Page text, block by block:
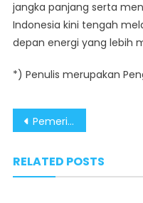
jangka panjang serta
Indonesia kini tengah
depan energi yang lebih
*) Penulis merupakan
Post
Pemerintah Genjot Hilirisasi Semikonduktor demi Optimalkan Daya Saing di ASEAN
RELATED POSTS